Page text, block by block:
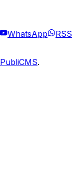
WhatsApp RSS
PubliCMS.